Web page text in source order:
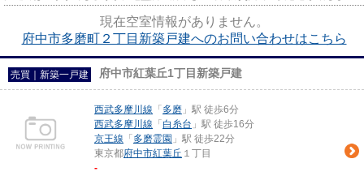
現在空室情報がありません。
府中市多磨町２丁目新築戸建へのお問い合わせはこちら
売買｜新築一戸建 府中市紅葉丘1丁目新築戸建
西武多摩川線 「 多磨 」駅 徒歩6分
西武多摩川線 「 白糸台 」駅 徒歩16分
京王線 「 多磨霊園 」駅 徒歩22分
東京都府中市紅葉丘 １丁目
-